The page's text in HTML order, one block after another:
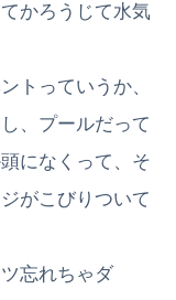
かろうじて水気
トっていうか、
、プールだって
になくって、そ
がこびりついて
忘れちゃダ